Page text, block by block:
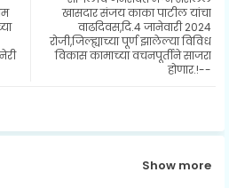
ap
खासदार संजय काका पाटील यांचा
वाढदिवस,दि.4 जानेवारी 2024
रोजी,जिल्ह्याच्या पूर्ण झालेल्या विविध
विकास कामाच्या वचनपूर्तीने साजरा
होणार.!--
Show more